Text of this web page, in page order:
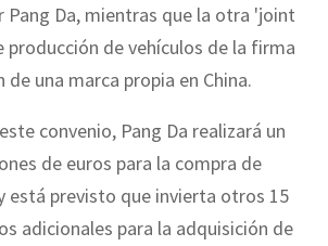
Pang Da, mientras que la otra 'joint
producción de vehículos de la firma
de una marca propia en China.
convenio, Pang Da realizará un
de euros para la compra de
está previsto que invierta otros 15
adicionales para la adquisición de